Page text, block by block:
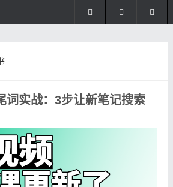
词实战：3步让新笔记搜索